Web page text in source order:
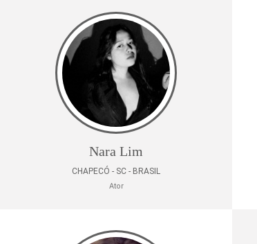
Nara Lim
CHAPECÓ - SC - BRASIL
Ator